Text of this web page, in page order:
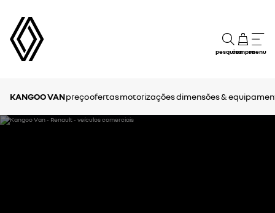
pesquisacompramenu
KANGOO VANpreçoofertasmotorizaçõesdimensões &